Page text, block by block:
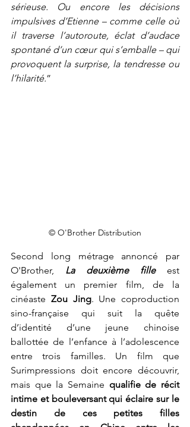
sérieuse. Ou encore les décisions
impulsives d’Etienne – comme celle où
il traverse l’autoroute, éclat d’audace
spontané d’un cœur qui s’emballe – qui
provoquent la surprise, la tendresse ou
l’hilarité.”
© O'Brother Distribution
Second long métrage annoncé par
O'Brother, La deuxième fille
est
également un premier film, de la
cinéaste Zou Jing. Une coproduction
sino-française qui suit la quête
d’identité d’une jeune chinoise
ballottée de l’enfance à l’adolescence
entre trois familles. Un film que
Surimpressions doit encore découvrir,
mais que la Semaine qualifie de récit
intime et bouleversant qui éclaire sur le
destin de ces petites filles